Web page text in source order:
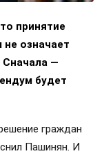
принятие
означает
Сначала —
будет
граждан
Пашинян. И